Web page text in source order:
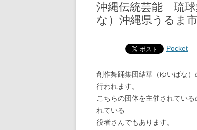
沖縄伝統芸能 琉球
な）沖縄県うるま
Pocket
創作舞踊集団結華（ゆいばな
行われます。
こちらの団体を主催されてい
れている
役者さんでもあります。